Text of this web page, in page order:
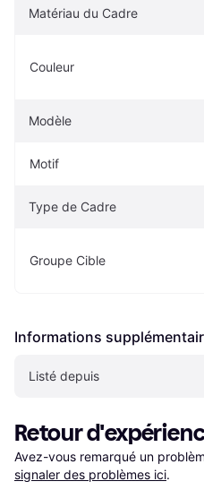
Matériau du Cadre
Couleur
Modèle
Motif
Type de Cadre
Groupe Cible
Informations
Listé depuis
Retour
Avez-vous remarqué un
signaler des problèmes ici.